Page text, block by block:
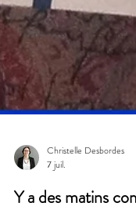
Christelle Desbordes